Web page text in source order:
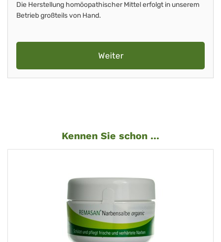
Die Herstellung homöopathischer Mittel erfolgt in unserem
Betrieb großteils von Hand.
Weiter
Kennen Sie schon ...